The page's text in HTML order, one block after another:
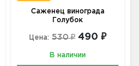
Саженец винограда
Голубок
Цена: 530 ₽ 490 ₽
В наличии